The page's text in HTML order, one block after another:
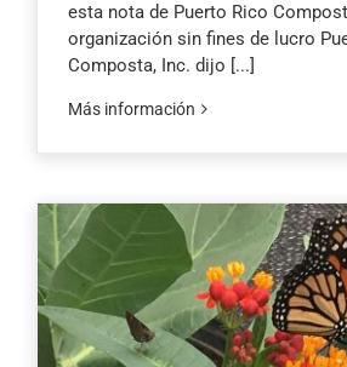
esta nota de Puerto Rico
organización sin fines de lucro
Composta, Inc. dijo [...]
Más información